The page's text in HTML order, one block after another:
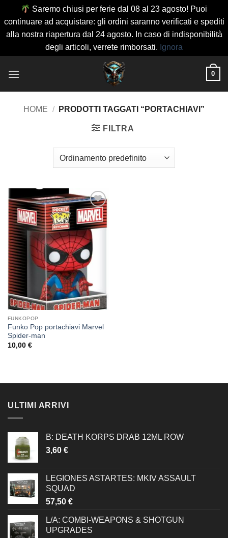
Saremo chiusi per ferie dal 08 al 23 agosto! Puoi
continuare ad acquistare: gli ordini saranno verificati e spediti
alla nostra riapertura dal 24 agosto. In caso di indisponibilità
degli articoli, verrete rimborsati. Ignora
0
HOME / PRODOTTI TAGGATI “PORTACHIAVI”
FILTRA
Aggiungi
alla lista
dei
desideri
FUNKOPOP
Funko Pop portachiavi Marvel
Spider-man
10,00 €
ULTIMI ARRIVI
B: DEATH KORPS DRAB 12ML ROW
3,60 €
LEGIONES ASTARTES: MKIV ASSAULT
SQUAD
57,50 €
L/A: COMBI-WEAPONS & SHOTGUN
UPGRADES